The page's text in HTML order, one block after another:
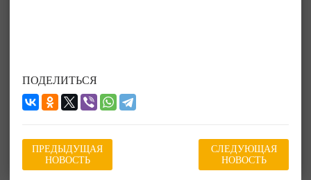
ПОДЕЛИТЬСЯ
ПРЕДЫДУЩАЯ
НОВОСТЬ
СЛЕДУЮЩАЯ
НОВОСТЬ